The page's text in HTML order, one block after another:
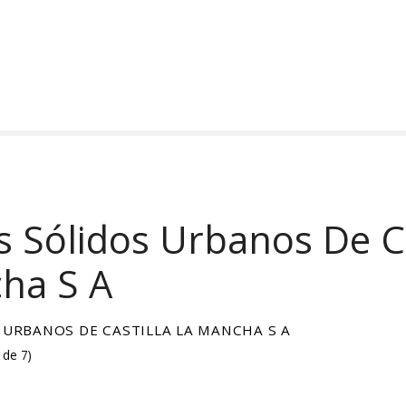
Sólidos Urbanos De
S A
DE CASTILLA LA MANCHA S A
7)